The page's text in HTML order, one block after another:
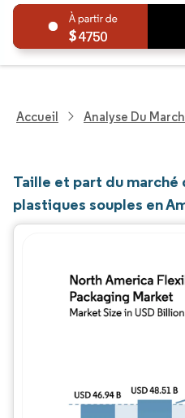
4750
Accueil Analyse Du
Taille et part du marché
plastiques souples en